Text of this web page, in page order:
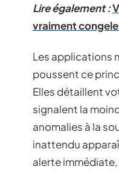
Lire également :
vraiment
Les applications
poussent ce
Elles détaillent
signalent la
anomalies à la
inattendu
alerte